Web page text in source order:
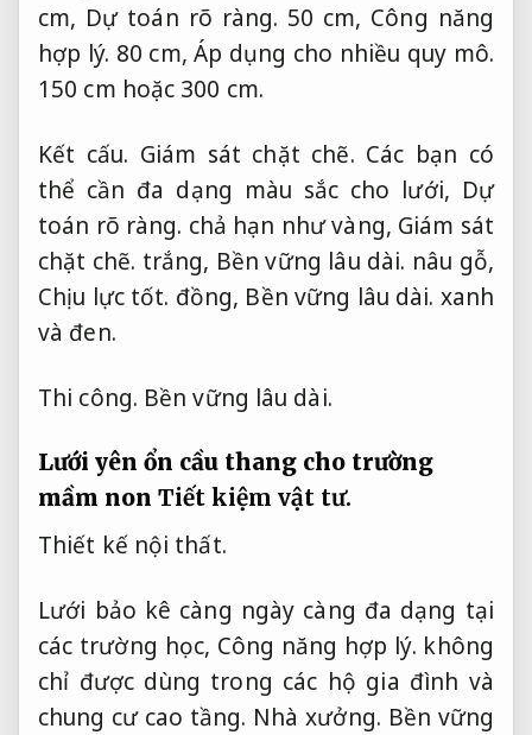
cm, Dự toán rõ ràng. 50 cm, Công năng
hợp lý. 80 cm,Áp dụng cho nhiều quy mô.
150 cm hoặc 300 cm.
Kết cấu. Giám sát chặt chẽ. Các bạn có
thể cần đa dạng màu sắc cho lưới, Dự
toán rõ ràng. chả hạn như vàng, Giám sát
chặt chẽ. trắng, Bền vững lâu dài. nâu gỗ,
Chịu lực tốt. đồng, Bền vững lâu dài. xanh
và đen.
Thi công. Bền vững lâu dài.
Lưới yên ổn cầu thang cho trường
mầm non Tiết kiệm vật tư.
Thiết kế nội thất.
Lưới bảo kê càng ngày càng đa dạng tại
các trường học, Công năng hợp lý. không
chỉ được dùng trong các hộ gia đình và
chung cư cao tầng. Nhà xưởng. Bền vững